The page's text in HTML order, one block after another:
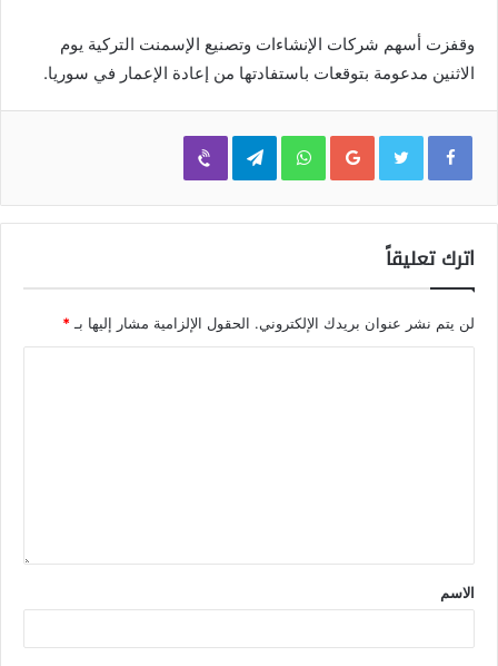
وقفزت أسهم شركات الإنشاءات وتصنيع الإسمنت التركية يوم
الاثنين مدعومة بتوقعات باستفادتها من إعادة الإعمار في سوريا.
Google+
WhatsApp
Telegram
Viber
اترك تعليقاً
لن يتم نشر عنوان بريدك الإلكتروني. الحقول الإلزامية مشار إليها بـ *
الاسم